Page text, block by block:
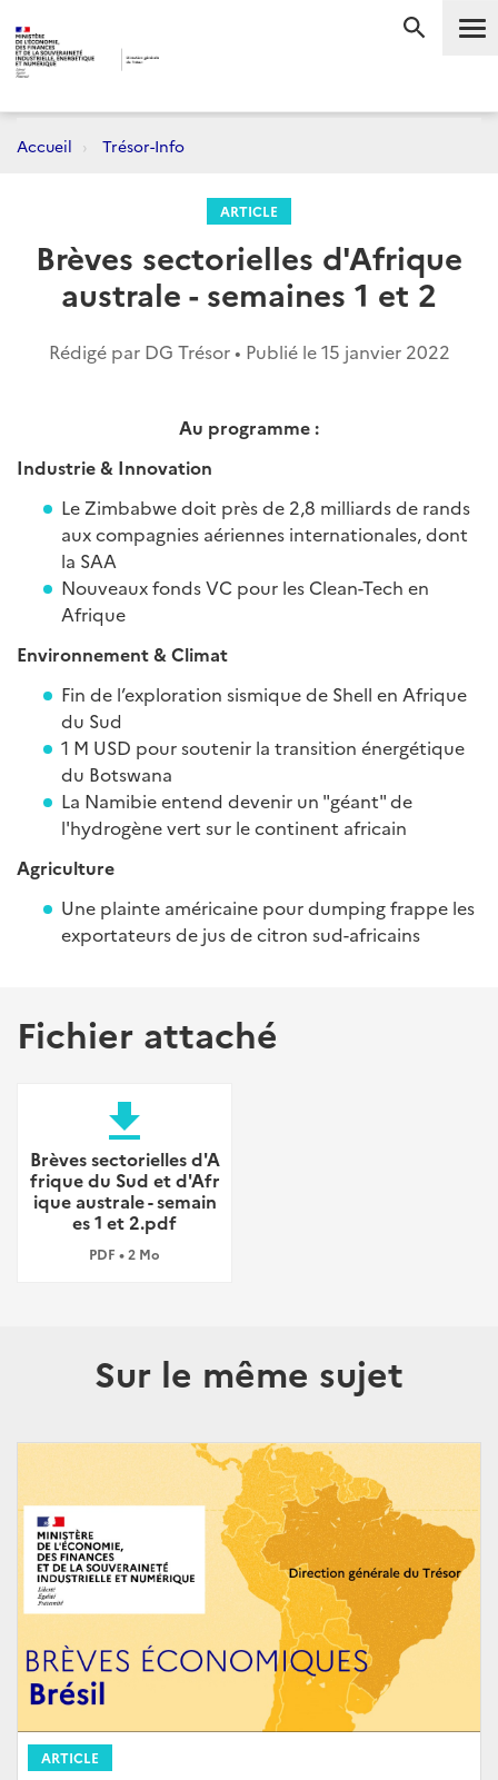
Accueil Trésor-Info
ARTICLE
Brèves sectorielles d'Afrique
australe - semaines 1 et 2
Rédigé par DG Trésor • Publié le15 janvier 2022
Au programme :
Industrie & Innovation
Le Zimbabwe doit près de 2,8 milliards de rands
aux compagnies aériennes internationales, dont
la SAA
Nouveaux fonds VC pour les Clean-Tech en
Afrique
Environnement & Climat
Fin de l’exploration sismique de Shell en Afrique
du Sud
1 M USD pour soutenir la transition énergétique
du Botswana
La Namibie entend devenir un "géant" de
l'hydrogène vert sur le continent africain
Agriculture
Une plainte américaine pour dumping frappe les
exportateurs de jus de citron sud-africains
Fichier attaché
file_download
Brèves sectorielles d'A
frique du Sud et d'Afr
ique australe - semain
es 1 et 2.pdf
PDF • 2 Mo
Sur le même sujet
ARTICLE